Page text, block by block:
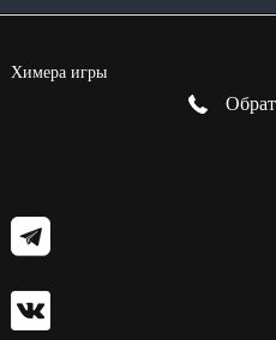
Химера игры